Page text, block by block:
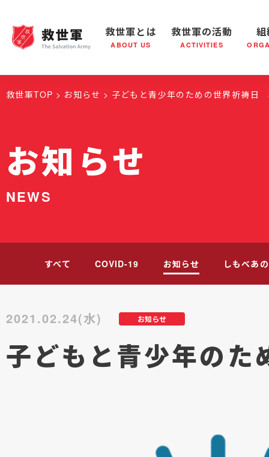
救世軍とは
ABOUT US
救世軍とは 世界が抱えている社会問題 救世軍
救世軍の活動
ACTIVITIES
救世軍の活動 社会鍋
組織概要
救世軍TOP お知らせ 子どもと青少年のための世界祈祷日
お知らせ
NEWS
すべて COVID-19 お知らせ しもべあ
お知らせ
2021.02.24(水)
子どもと青少年の